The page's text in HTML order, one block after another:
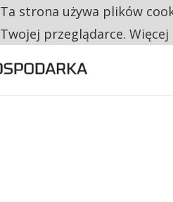
NA JEDEN WAKAT PRZYPADAJĄ 62
Ta strona używa plików
Twojej przeglądarce.